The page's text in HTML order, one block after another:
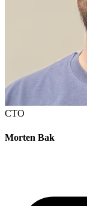
CTO
Morten Bak